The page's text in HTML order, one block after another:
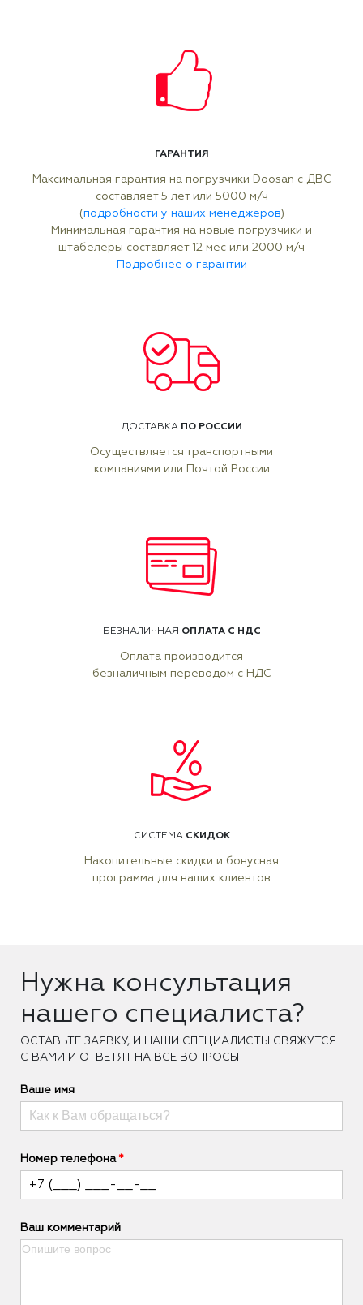
ГАРАНТИЯ
Максимальная гарантия на погрузчики Doosan с ДВС
составляет 5 лет или 5000 м/ч
(подробности у наших менеджеров)
Минимальная гарантия на новые погрузчики и
штабелеры составляет 12 мес или 2000 м/ч
Подробнее о гарантии
ДОСТАВКА ПО РОССИИ
Осуществляется транспортными
компаниями или Почтой России
БЕЗНАЛИЧНАЯ ОПЛАТА С НДС
Оплата производится
безналичным переводом с НДС
СИСТЕМА СКИДОК
Накопительные скидки и бонусная
программа для наших клиентов
Нужна консультация
нашего специалиста?
ОCТАВЬТЕ ЗАЯВКУ, И НАШИ СПЕЦИАЛИСТЫ СВЯЖУТСЯ
С ВАМИ И ОТВЕТЯТ НА ВСЕ ВОПРОСЫ
Ваше имя
Номер телефона
Ваш комментарий